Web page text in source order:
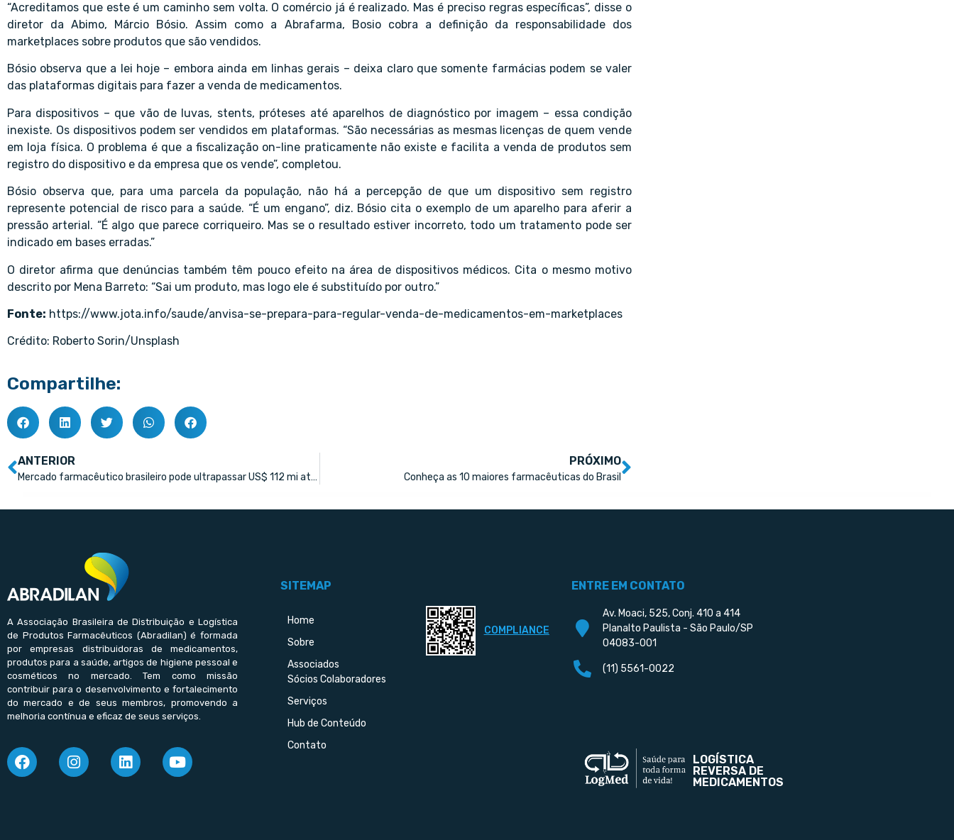
“Acreditamos que este é um caminho sem volta. O comércio já é realizado. Mas é preciso regras específicas”, disse o
diretor da Abimo, Márcio Bósio. Assim como a Abrafarma, Bosio cobra a definição da responsabilidade dos
marketplaces sobre produtos que são vendidos.
Bósio observa que a lei hoje – embora ainda em linhas gerais – deixa claro que somente farmácias podem se valer
das plataformas digitais para fazer a venda de medicamentos.
Para dispositivos – que vão de luvas, stents, próteses até aparelhos de diagnóstico por imagem – essa condição
inexiste. Os dispositivos podem ser vendidos em plataformas. “São necessárias as mesmas licenças de quem vende
em loja física. O problema é que a fiscalização on-line praticamente não existe e facilita a venda de produtos sem
registro do dispositivo e da empresa que os vende”, completou.
Bósio observa que, para uma parcela da população, não há a percepção de que um dispositivo sem registro
represente potencial de risco para a saúde. “É um engano”, diz. Bósio cita o exemplo de um aparelho para aferir a
pressão arterial. “É algo que parece corriqueiro. Mas se o resultado estiver incorreto, todo um tratamento pode ser
indicado em bases erradas.”
O diretor afirma que denúncias também têm pouco efeito na área de dispositivos médicos. Cita o mesmo motivo
descrito por Mena Barreto: “Sai um produto, mas logo ele é substituído por outro.”
Fonte: https://www.jota.info/saude/anvisa-se-prepara-para-regular-venda-de-medicamentos-em-marketplaces
Crédito: Roberto Sorin/Unsplash
Compartilhe:
ANTERIOR
Mercado farmacêutico brasileiro pode ultrapassar US$ 112 mi até 2034
PRÓXIMO
Conheça as 10 maiores farmacêuticas do Brasil
A Associação Brasileira de Distribuição e Logística
de Produtos Farmacêuticos (Abradilan) é formada
por empresas distribuidoras de medicamentos,
produtos para a saúde, artigos de higiene pessoal e
cosméticos no mercado. Tem como missão
contribuir para o desenvolvimento e fortalecimento
do mercado e de seus membros, promovendo a
melhoria contínua e eficaz de seus serviços.
SITEMAP
Home
Sobre
Associados
Sócios Colaboradores
Serviços
Hub de Conteúdo
Contato
COMPLIANCE
ENTRE EM CONTATO
Av. Moaci, 525, Conj. 410 a 414
Planalto Paulista - São Paulo/SP
04083-001
(11) 5561-0022
LOGÍSTICA
REVERSA DE
MEDICAMENTOS